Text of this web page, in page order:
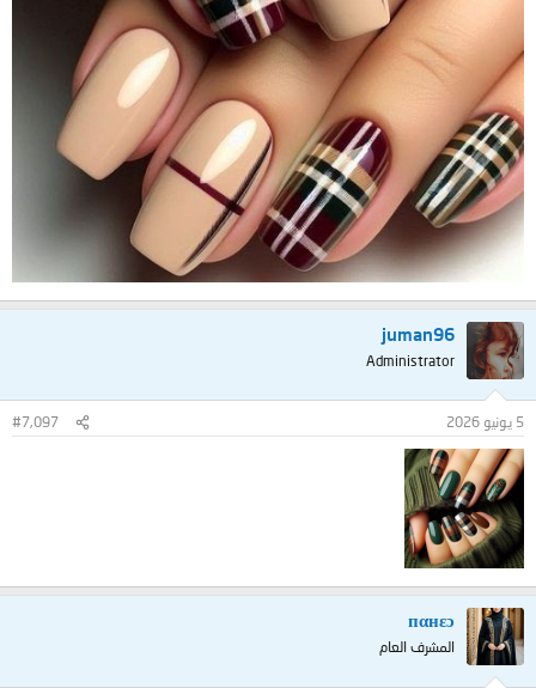
juman96
Administrator
5 يونيو 2026 #7,097
пαнεɔ
المشرف العام